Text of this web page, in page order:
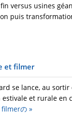
versus usines
puis
et filmer
se lance, au
et rurale en
filmerの »